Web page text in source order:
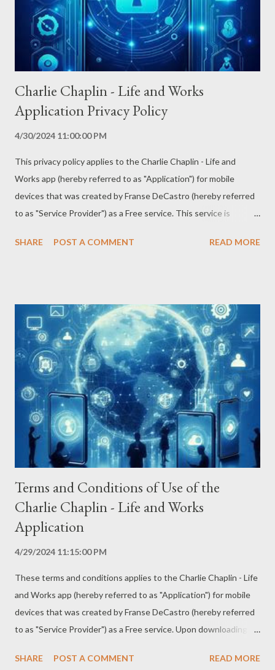
Charlie Chaplin - Life and Works
Application Privacy Policy
4/30/2024 11:00:00 PM
This privacy policy applies to the Charlie Chaplin - Life and
Works app (hereby referred to as "Application") for mobile
devices that was created by Franse DeCastro (hereby referred
to as "Service Provider") as a Free service. This service is
Application collects information when you download and use it.
time spent on those pages - The time spent on the Application
- The operating system you use on your mobile device The
Application does not gather precise information about the
location of your mobile device. The Service Provider may use
the information you provided to contact you from time to time
to provide you with important information, required notices and
marketing promotions. For a better experie...
SHARE POST A COMMENT READ MORE
Terms and Conditions of Use of the
Charlie Chaplin - Life and Works
Application
4/29/2024 11:15:00 PM
These terms and conditions applies to the Charlie Chaplin - Life
and Works app (hereby referred to as "Application") for mobile
devices that was created by Franse DeCastro (hereby referred
to as "Service Provider") as a Free service. Upon downloading or
following terms. It is strongly advised that you thoroughly read
SHARE POST A COMMENT READ MORE